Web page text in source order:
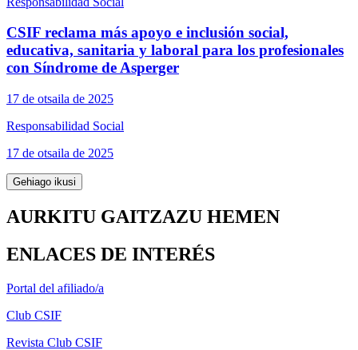
CSIF reclama más apoyo e inclusión social,
educativa, sanitaria y laboral para los profesionales
con Síndrome de Asperger
17 de otsaila de 2025
Responsabilidad Social
17 de otsaila de 2025
Gehiago ikusi
AURKITU GAITZAZU HEMEN
ENLACES DE INTERÉS
Portal del afiliado/a
Club CSIF
Revista Club CSIF